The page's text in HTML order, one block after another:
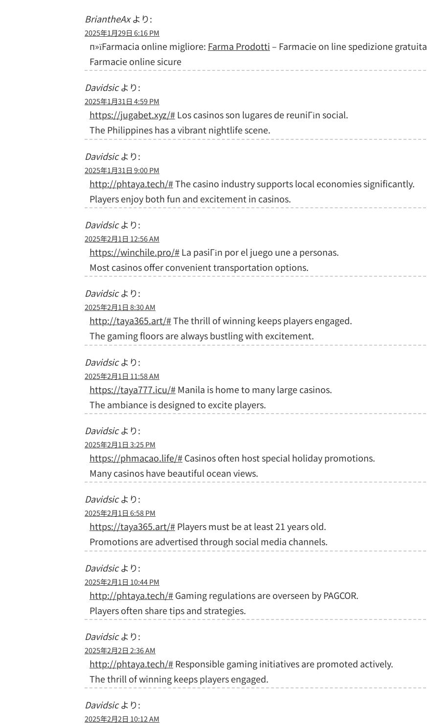
BriantheAx より:
2025年1月29日 6:16 PM
п»їFarmacia online migliore: Farma Prodotti – Farmacie on line spedizione gratuita
Farmacie online sicure
Davidsic より:
2025年1月31日 4:59 PM
https://jugabet.xyz/#Los casinos son lugares de reuniГіn social.
The Philippines has a vibrant nightlife scene.
Davidsic より:
2025年1月31日 9:00 PM
http://phtaya.tech/#The casino industry supports local economies significantly.
Players enjoy both fun and excitement in casinos.
Davidsic より:
2025年2月1日 12:56 AM
https://winchile.pro/#La pasiГіn por el juego une a personas.
Most casinos offer convenient transportation options.
Davidsic より:
2025年2月1日 8:30 AM
http://taya365.art/#The thrill of winning keeps players engaged.
The gaming floors are always bustling with excitement.
Davidsic より:
2025年2月1日 11:58 AM
https://taya777.icu/#Manila is home to many large casinos.
The ambiance is designed to excite players.
Davidsic より:
2025年2月1日 3:25 PM
https://phmacao.life/#Casinos often host special holiday promotions.
Many casinos have beautiful ocean views.
Davidsic より:
2025年2月1日 6:58 PM
https://taya365.art/#Players must be at least 21 years old.
Promotions are advertised through social media channels.
Davidsic より:
2025年2月1日 10:44 PM
http://phtaya.tech/#Gaming regulations are overseen by PAGCOR.
Players often share tips and strategies.
Davidsic より:
2025年2月2日 2:36 AM
http://phtaya.tech/#Responsible gaming initiatives are promoted actively.
The thrill of winning keeps players engaged.
Davidsic より:
2025年2月2日 10:12 AM